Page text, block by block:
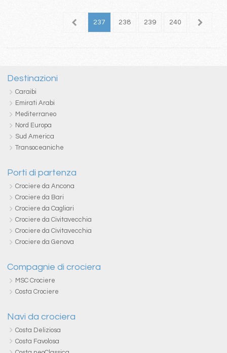
236 237 238 239 240 241
Destinazioni
Caraibi
Emirati Arabi
Mediterraneo
Nord Europa
Sud America
Transoceaniche
Porti di partenza
Crociere da Ancona
Crociere da Bari
Crociere da Cagliari
Crociere da Civitavecchia
Crociere da Civitavecchia
Crociere da Genova
Compagnie di crociera
MSC Crociere
Costa Crociere
Navi da crociera
Costa Deliziosa
Costa Favolosa